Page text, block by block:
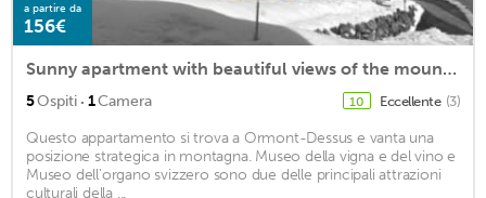
a partire da
156€
Sunny apartment with beautiful views of the mountains and the village
5Ospiti · 1Camera 10 Eccellente (3)
Questo appartamento si trova a Ormont-Dessus e vanta una
posizione strategica in montagna. Museo della vigna e del vino e
Museo dell'organo svizzero sono due delle principali attrazioni
culturali della ...